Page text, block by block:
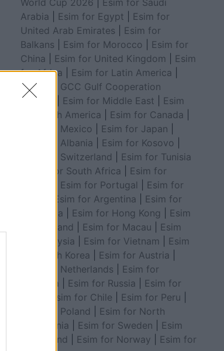
Arabia
Esim for Egypt
Esim for
United Arab Emirates
Esim for
Balkans
Esim for Morocco
Esim for
China
Esim for United Kingdom
Esim
for Africa
Esim for Latin America
Esim for GCC Gulf Cooperation
Council
Esim for Middle East
Esim
for South America
Esim for Canada
Esim for Mexico
Esim for Japan
Esim for Albania
Esim for Kosovo
Esim for Switzerland
Esim for Tunisia
Esim for South Africa
Esim for
Esim for Portugal
Esim for
Esim for Argentina
Esim for
Colombia
Esim for Hong Kong
Esim
for Thailand
Esim for Macau
Esim
for Malaysia
Esim for Vietnam
Esim
for South Korea
Esim for Austria
Esim for Netherlands
Esim for
Australia
Esim for Russia
Esim for
Esim for Chile Esim for Peru
Esim for Poland
Esim for North
Macedonia
Esim for Sweden
Esim
for Finland
Esim for Norway
Esim for